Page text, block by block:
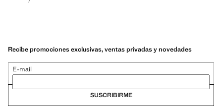
Recibe promociones exclusivas, ventas privadas y novedades
E-mail
SUSCRIBIRME